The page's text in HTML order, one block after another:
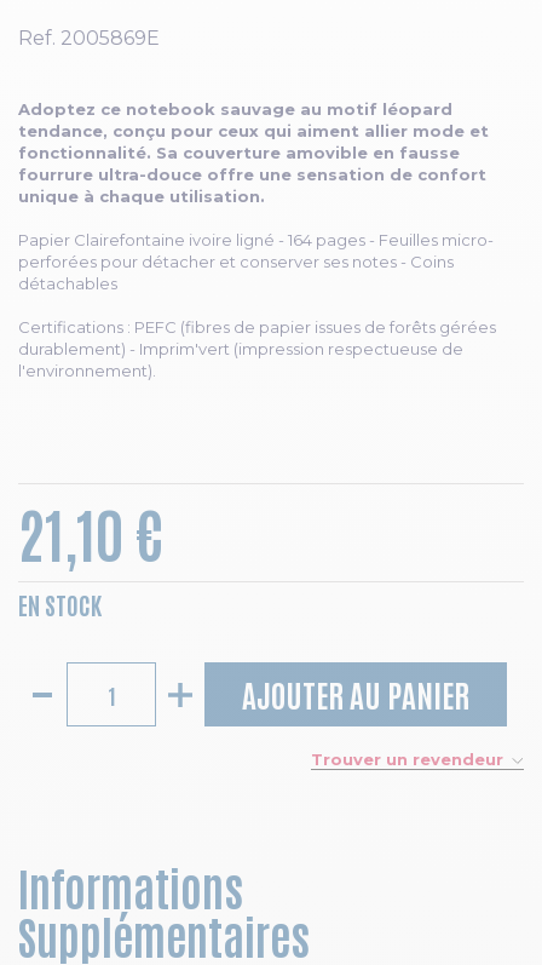
Ref. 2005869E
Adoptez ce notebook sauvage au motif léopard
tendance, conçu pour ceux qui aiment allier mode et
fonctionnalité. Sa couverture amovible en fausse
fourrure ultra-douce offre une sensation de confort
unique à chaque utilisation.
Papier Clairefontaine ivoire ligné - 164 pages - Feuilles micro-
perforées pour détacher et conserver ses notes - Coins
détachables
Certifications : PEFC (fibres de papier issues de forêts gérées
durablement) - Imprim'vert (impression respectueuse de
l'environnement).
21,10 €
EN STOCK
AJOUTER AU PANIER
Trouver un revendeur
Informations
Supplémentaires